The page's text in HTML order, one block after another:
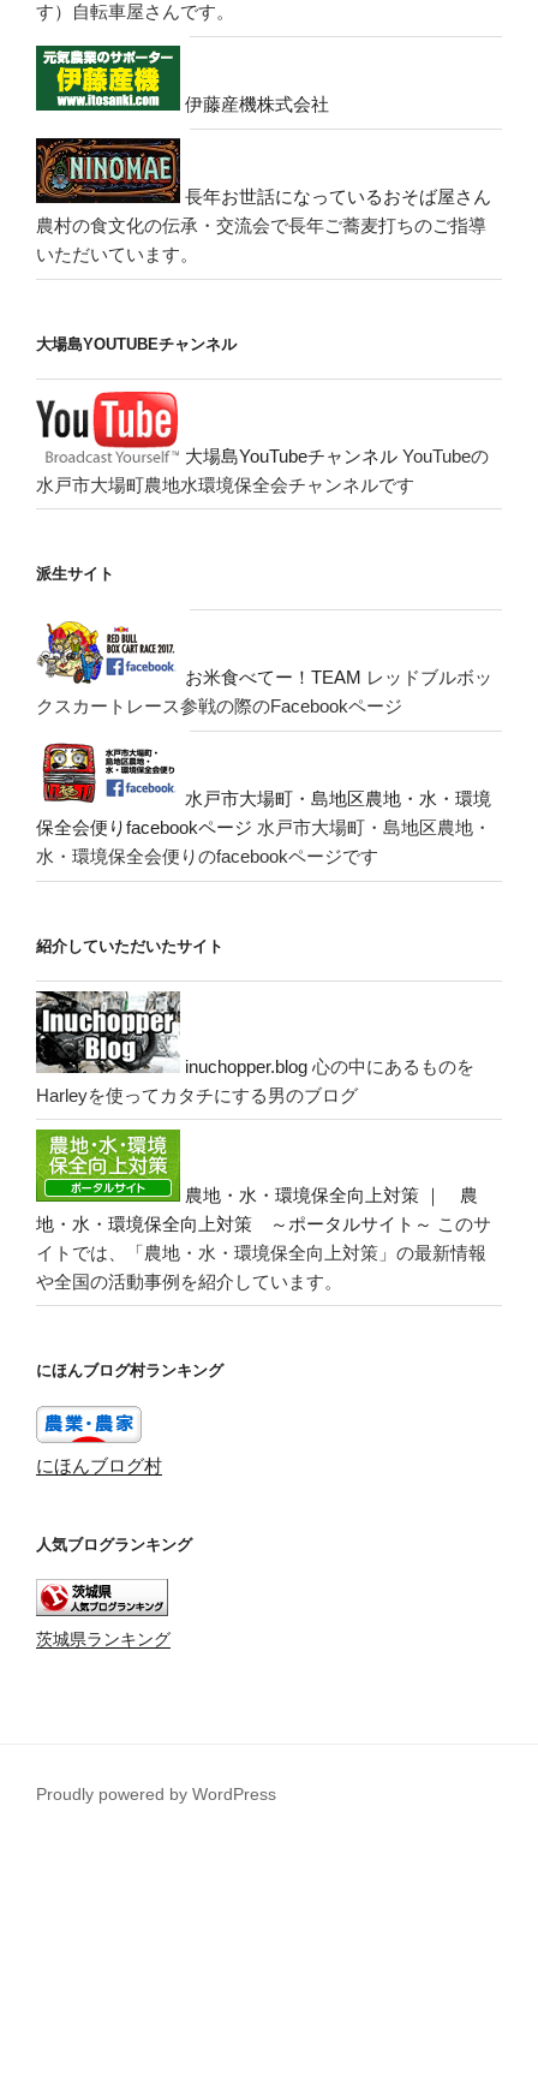
す）自転車屋さんです。
伊藤産機株式会社
長年お世話になっているおそば屋さん
農村の食文化の伝承・交流会で長年ご蕎麦打ちのご指導
いただいています。
大場島YOUTUBEチャンネル
大場島YouTubeチャンネル YouTubeの
水戸市大場町農地水環境保全会チャンネルです
派生サイト
お米食べてー！TEAM レッドブルボッ
クスカートレース参戦の際のFacebookページ
水戸市大場町・島地区農地・水・環境
保全会便りfacebookページ 水戸市大場町・島地区農地・
水・環境保全会便りのfacebookページです
紹介していただいたサイト
inuchopper.blog 心の中にあるものを
Harleyを使ってカタチにする男のブログ
農地・水・環境保全向上対策 ｜ 農
地・水・環境保全向上対策 ～ポータルサイト～ このサ
イトでは、「農地・水・環境保全向上対策」の最新情報
や全国の活動事例を紹介しています。
にほんブログ村ランキング
にほんブログ村
人気ブログランキング
茨城県ランキング
Proudly powered by WordPress